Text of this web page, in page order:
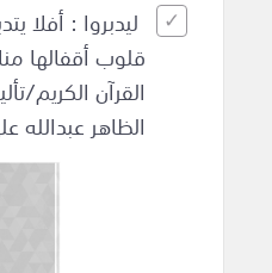
ليدبروا : أفلا
قلوب أقفالها
القرآن الكريم/
الظاهر عبدالله